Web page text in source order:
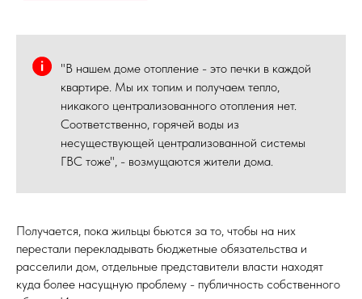
"В нашем доме отопление - это печки в каждой
квартире. Мы их топим и получаем тепло,
никакого централизованного отопления нет.
Соответственно, горячей воды из
несуществующей централизованной системы
ГВС тоже", - возмущаются жители дома.
Получается, пока жильцы бьются за то, чтобы на них
перестали перекладывать бюджетные обязательства и
расселили дом, отдельные представители власти находят
куда более насущную проблему - публичность собственного